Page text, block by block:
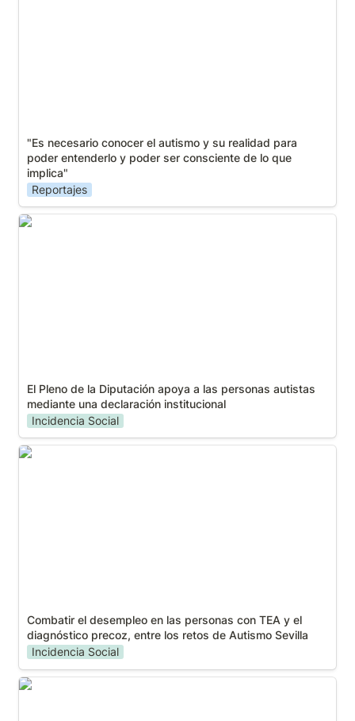
"Es necesario conocer el autismo y su realidad para
poder entenderlo y poder ser consciente de lo que
implica"
Reportajes
El Pleno de la Diputación apoya a las personas
El Pleno de la Diputación apoya a las personas autistas
mediante una declaración institucional
Incidencia Social
Combatir el desempleo en las personas con TEA y
Combatir el desempleo en las personas con TEA y el
diagnóstico precoz, entre los retos de Autismo Sevilla
Incidencia Social
Día Mundial Autismo: Más cerca de lo que crees